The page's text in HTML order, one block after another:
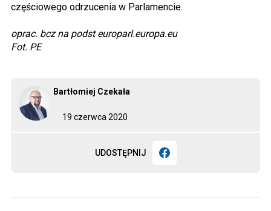
19 czerwca 2020
Bartłomiej Czekała
UDOSTĘPNIJ
częściowego odrzucenia w Parlamencie.
oprac. bcz na podst europarl.europa.eu
Fot. PE